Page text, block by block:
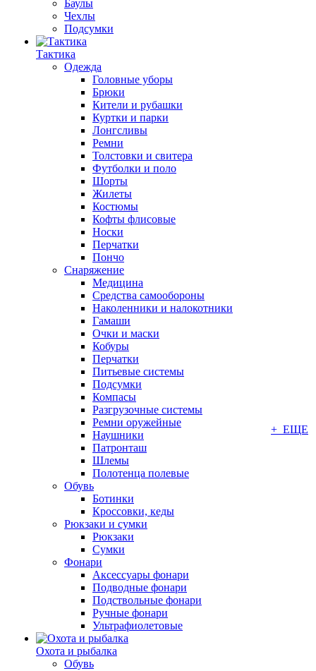
Баулы
Чехлы
Подсумки
Тактика
Одежда
Головные уборы
Брюки
Кители и рубашки
Куртки и парки
Лонгсливы
Ремни
Толстовки и свитера
Футболки и поло
Шорты
Жилеты
Костюмы
Кофты флисовые
Носки
Перчатки
Пончо
Снаряжение
Медицина
Средства самообороны
Наколенники и налокотники
Гамаши
Очки и маски
Кобуры
Перчатки
Питьевые системы
Подсумки
Компасы
Разгрузочные системы
Ремни оружейные
Наушники
Патронташ
Шлемы
Полотенца полевые
Обувь
Ботинки
Кроссовки, кеды
Рюкзаки и сумки
Рюкзаки
Сумки
Фонари
Аксессуары фонари
Подводные фонари
Подствольные фонари
Ручные фонари
Ультрафиолетовые
Охота и рыбалка
Обувь
+ ЕЩЕ